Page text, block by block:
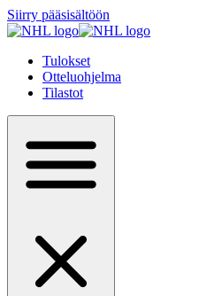
Siirry pääsisältöön
Tulokset
Otteluohjelma
Tilastot